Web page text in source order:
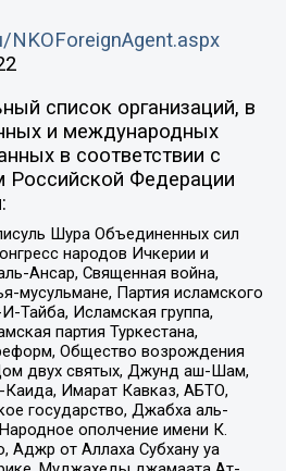
список организаций, в
и международных
в соответствии с
Российской Федерации
Шура Объединенных сил
народов Ичкерии и
Ансар, Священная война,
мусульмане, Партия исламского
Тайба, Исламская группа,
партия Туркестана,
Общество возрождения
двух святых, Джунд аш-Шам,
Имарат Кавказ, АБТО,
государство, Джабха аль-
ополчение имени К.
Аджр от Аллаха Субхану уа